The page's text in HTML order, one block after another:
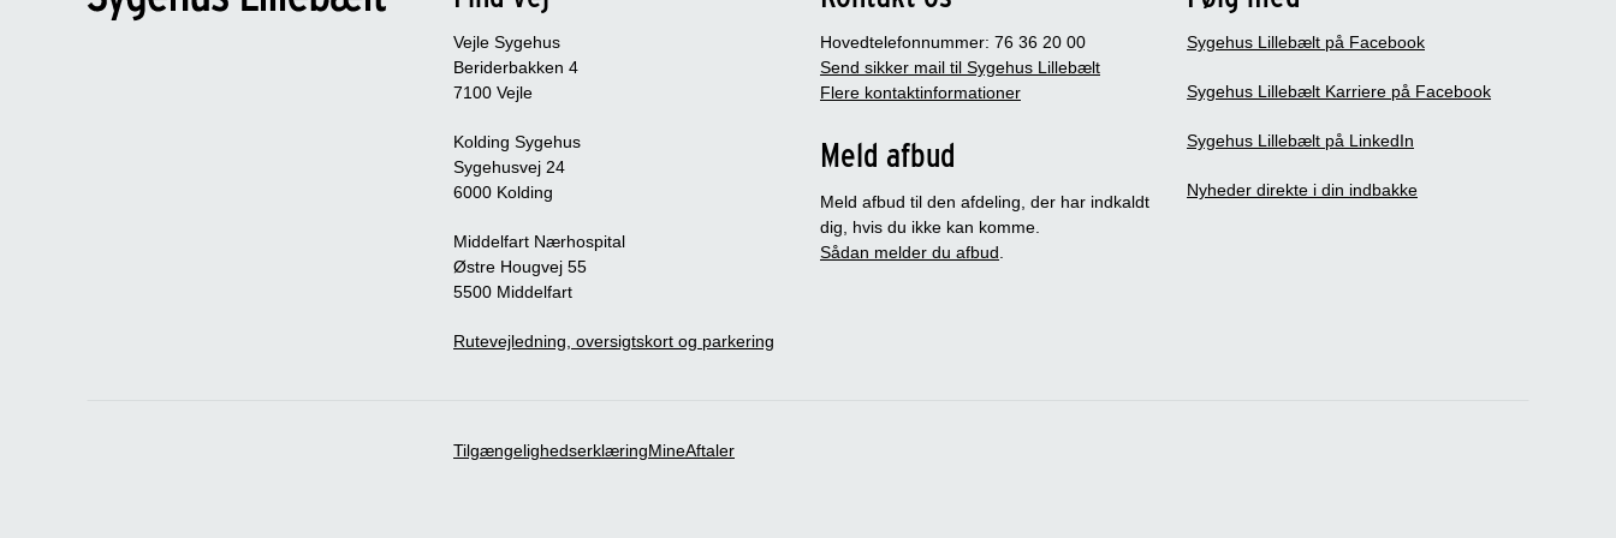
Vejle Sygehus
Beriderbakken 4
7100 Vejle
Kolding Sygehus
Sygehusvej 24
6000 Kolding
Middelfart Nærhospital
Østre Hougvej 55
5500 Middelfart
Rutevejledning, oversigtskort og parkering
Hovedtelefonnummer: 76 36 20 00
Send sikker mail til Sygehus Lillebælt
Flere kontaktinformationer
Meld afbud
Meld afbud til den afdeling, der har indkaldt
dig, hvis du ikke kan komme.
Sådan melder du afbud
Sygehus Lillebælt på Facebook
Sygehus Lillebælt Karriere på Facebook
Sygehus Lillebælt på LinkedIn
Nyheder direkte i din indbakke
TilgængelighedserklæringMineAftaler